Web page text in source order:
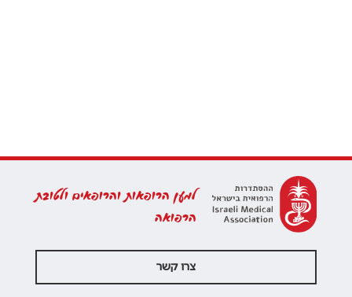
למען הרופאות והרופאים ולטובת
הרפואה
צרו קשר